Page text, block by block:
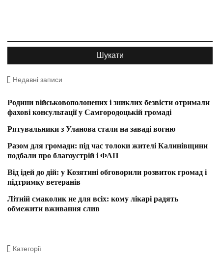
Недавні записи
Родини військовополонених і зниклих безвісти отримали
фахові консультації у Самгородоцькій громаді
Рятувальники з Уланова стали на заваді вогню
Разом для громади: під час толоки жителі Калинівщини
подбали про благоустрій і ФАП
Від ідей до дій: у Козятині обговорили розвиток громад і
підтримку ветеранів
Літній смаколик не для всіх: кому лікарі радять
обмежити вживання слив
Категорії